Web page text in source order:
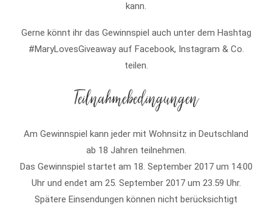
kann.
Gerne könnt ihr das Gewinnspiel auch unter dem Hashtag
#MaryLovesGiveaway auf Facebook, Instagram & Co.
teilen.
Teilnahmebedingungen
Am Gewinnspiel kann jeder mit Wohnsitz in Deutschland
ab 18 Jahren teilnehmen.
Das Gewinnspiel startet am 18. September 2017 um 14:00
Uhr und endet am 25. September 2017 um 23.59 Uhr.
Spätere Einsendungen können nicht berücksichtigt